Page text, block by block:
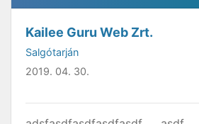
Kailee Guru Web Zrt.
Salgótarján
2019. 04. 30.